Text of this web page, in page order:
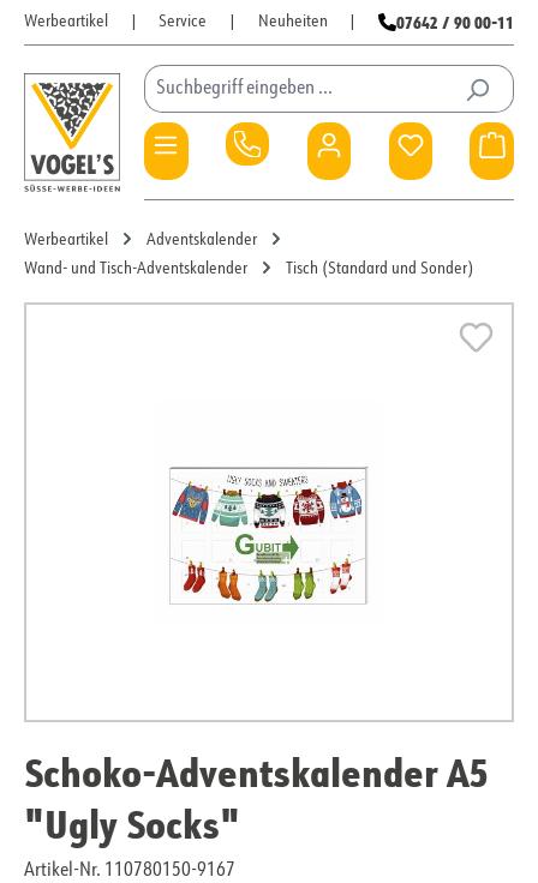
Zum Hauptinhalt springen
Werbeartikel Service Neuheiten 07642 / 90 00-11
Du hast 0
Werbeartikel
Adventskalender
Wand- und Tisch-Adventskalender
Tisch (Standard und Sonder)
Schoko-Adventskalender A5
"Ugly Socks"
Artikel-Nr. 110780150-9167